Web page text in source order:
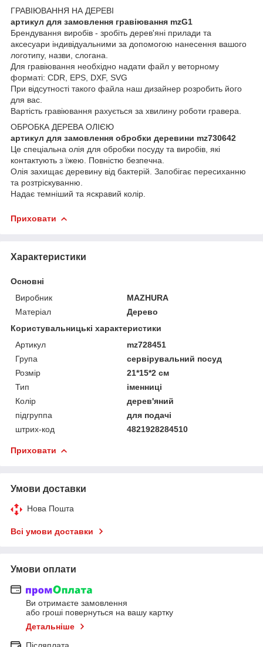
ГРАВІЮВАННЯ НА ДЕРЕВІ
артикул для замовлення гравіювання mzG1
Брендування виробів - зробіть дерев'яні прилади та
аксесуари індивідуальними за допомогою нанесення вашого
логотипу, назви, слогана.
Для гравіювання необхідно надати файл у веторному
форматі: CDR, EPS, DXF, SVG
При відсутності такого файла наш дизайнер розробить його
для вас.
Вартість гравіювання рахується за хвилину роботи гравера.
ОБРОБКА ДЕРЕВА ОЛІЄЮ
артикул для замовлення обробки деревини mz730642
Це спеціальна олія для обробки посуду та виробів, які
контактують з їжею. Повністю безпечна.
Олія захищає деревину від бактерій. Запобігає пересиханню
та розтріскуванню.
Надає темніший та яскравий колір.
Приховати
Характеристики
Основні
Виробник
MAZHURA
Матеріал
Дерево
Користувальницькі характеристики
Артикул
mz728451
Група
сервірувальний посуд
Розмір
21*15*2 см
Тип
іменниці
Колір
дерев'яний
підгруппа
для подачі
штрих-код
4821928284510
Приховати
Умови доставки
Нова Пошта
Всі умови доставки
Умови оплати
Ви отримаєте замовлення
або гроші повернуться на вашу картку
Детальніше